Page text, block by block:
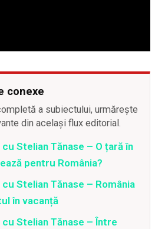
conexe
a subiectului, urmărește
din același flux editorial.
Stelian Tănase – O țară în
pentru România?
Stelian Tănase – România
în vacanță
Stelian Tănase – Între